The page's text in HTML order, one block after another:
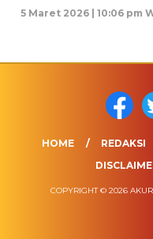
5 Maret 2026 | 10:06 pm
HOME REDAKSI
COPYRIGHT © 2026